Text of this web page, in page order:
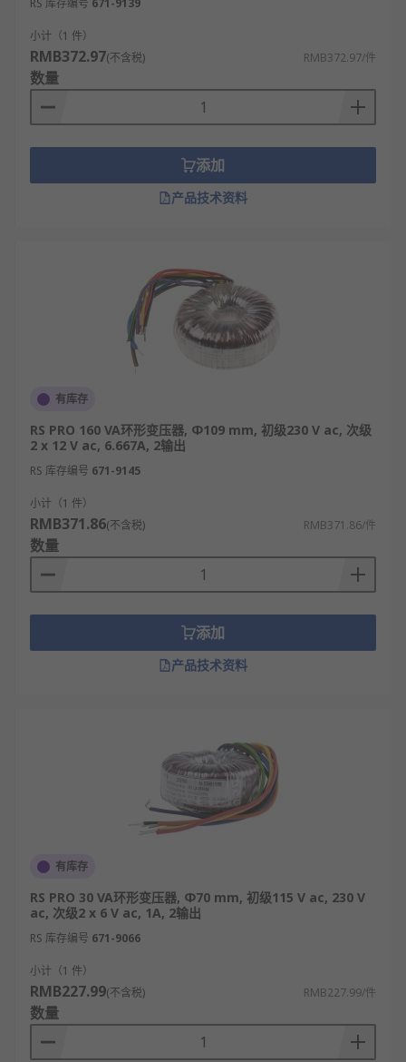
RS 库存编号 671-9139
小计（1 件）
RMB372.97(不含税) RMB372.97/件
数量
添加
产品技术资料
有库存
RS PRO 160 VA环形变压器, Φ109 mm, 初级230 V ac, 次级
2 x 12 V ac, 6.667A, 2输出
RS 库存编号 671-9145
小计（1 件）
RMB371.86(不含税) RMB371.86/件
数量
添加
产品技术资料
有库存
RS PRO 30 VA环形变压器, Φ70 mm, 初级115 V ac, 230 V
ac, 次级2 x 6 V ac, 1A, 2输出
RS 库存编号 671-9066
小计（1 件）
RMB227.99(不含税) RMB227.99/件
数量